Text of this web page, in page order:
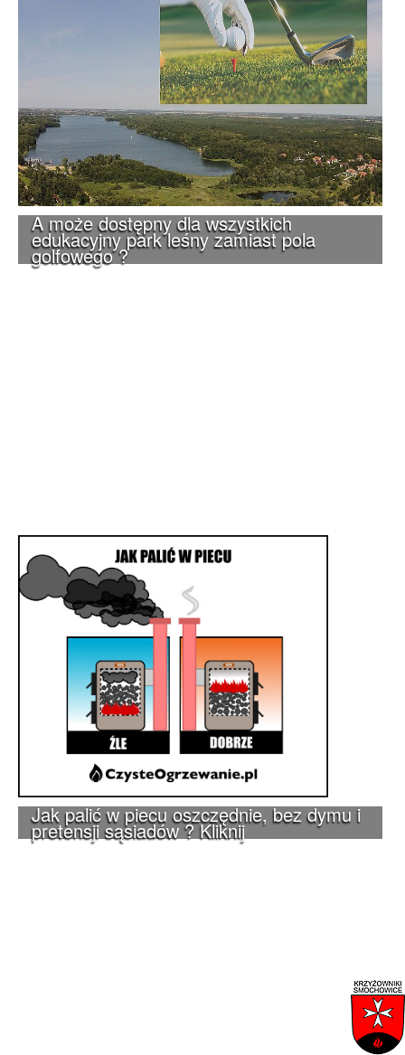
A może dostępny dla wszystkich
edukacyjny park leśny zamiast pola
golfowego ?
Jak palić w piecu oszczędnie, bez dymu i
pretensji sąsiadów ? Kliknij